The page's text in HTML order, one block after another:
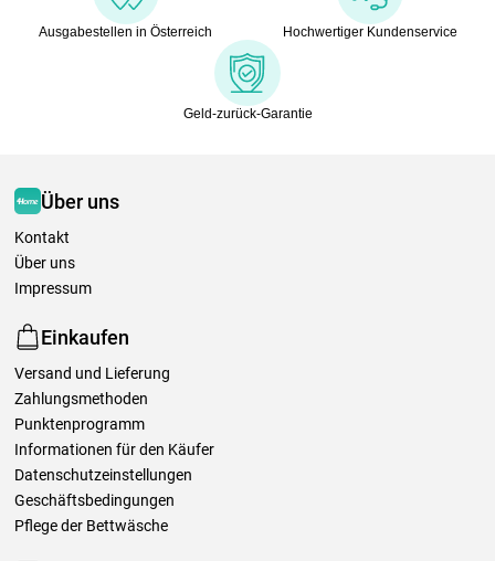
Ausgabestellen in Österreich Hochwertiger Kundenservice
Geld-zurück-Garantie
Über uns
Kontakt
Über uns
Impressum
Einkaufen
Versand und Lieferung
Zahlungsmethoden
Punktenprogramm
Informationen für den Käufer
Datenschutzeinstellungen
Geschäftsbedingungen
Pflege der Bettwäsche